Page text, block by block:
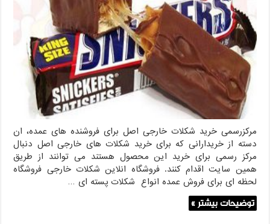
شکلات
خارجی
اصل
مرکزرسمی خرید شکلات خارجی اصل برای فروشنده های عمده، ان
دسته از خریدارانی که برای خرید شکلات های خارجی اصل دنبال
مرکز رسمی برای خرید این محصول هستند می توانند از طریق
همین سایت اقدام کنند. فروشگاه انلاین شکلات خارجی فروشگاه
لحظه ای برای فروش عمده انواع شکلات پسته ای …
توضیحات بیشتر »